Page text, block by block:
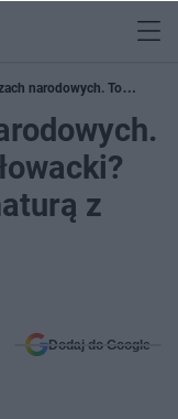
narodowych. To
z polskiego
z
Dodaj do Google